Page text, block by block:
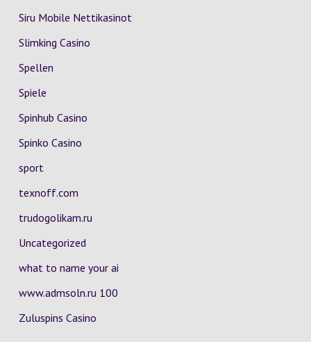
Siru Mobile Nettikasinot
Slimking Casino
Spellen
Spiele
Spinhub Casino
Spinko Casino
sport
texnoff.com
trudogolikam.ru
Uncategorized
what to name your ai
www.admsoln.ru 100
Zuluspins Casino